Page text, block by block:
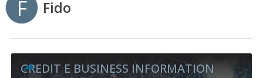
F Fido
CREDIT E BUSINESS INFORMATION